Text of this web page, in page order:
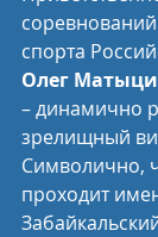
спорта
Олег
– динамично
зрелищный
Символично,
проходит